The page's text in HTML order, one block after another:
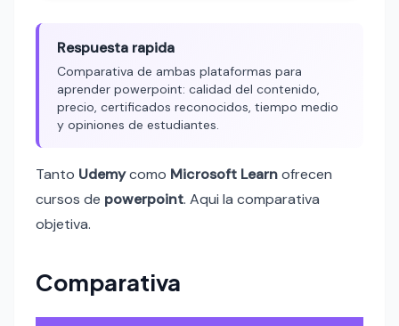
Respuesta rapida
Comparativa de ambas plataformas para
aprender powerpoint: calidad del contenido,
precio, certificados reconocidos, tiempo medio
y opiniones de estudiantes.
Tanto Udemycomo Microsoft Learnofrecen
cursos de powerpoint. Aqui la comparativa
objetiva.
Comparativa